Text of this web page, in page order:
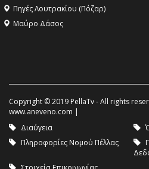
Πηγές Λουτρακίου (Πόζαρ)
Μαύρο Δάσος
Copyright © 2019 PellaTv - All rights
www.aneveno.com |
Διαύγεια
Πληροφορίες Νομού Πέλλας